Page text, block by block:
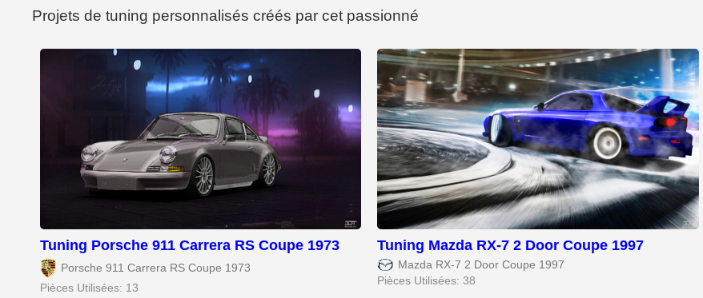
Projets de tuning personnalisés créés par cet passionné
Tuning Porsche 911 Carrera RS Coupe 1973
Porsche 911 Carrera RS Coupe 1973
Pièces Utilisées: 13
Tuning Mazda RX-7 2 Door Coupe 1997
Mazda RX-7 2 Door Coupe 1997
Pièces Utilisées: 38